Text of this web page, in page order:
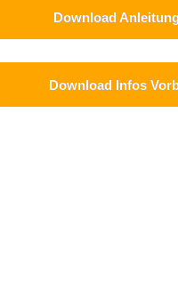
Download
Download Infos